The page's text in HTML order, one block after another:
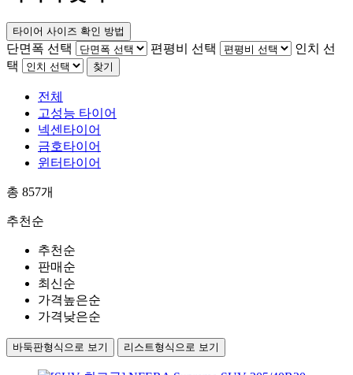
타이어 사이즈 확인 방법
단면폭 선택 편평비 선택
인치 선
택
찾기
전체
고성능 타이어
넥센타이어
금호타이어
윈터타이어
총 857개
추천순
추천순
판매순
최신순
가격높은순
가격낮은순
바둑판형식으로 보기 리스트형식으로 보기